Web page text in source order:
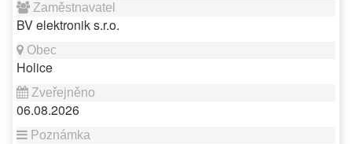
BV elektronik s.r.o.
Holice
06.08.2026